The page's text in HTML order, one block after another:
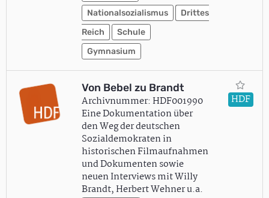
Nationalsozialismus
Drittes
Reich
Schule
Gymnasium
Von Bebel zu Brandt
Archivnummer: HDF001990
Eine Dokumentation über
den Weg der deutschen
Sozialdemokraten in
historischen Filmaufnahmen
und Dokumenten sowie
neuen Interviews mit Willy
Brandt, Herbert Wehner u.a.
HDF